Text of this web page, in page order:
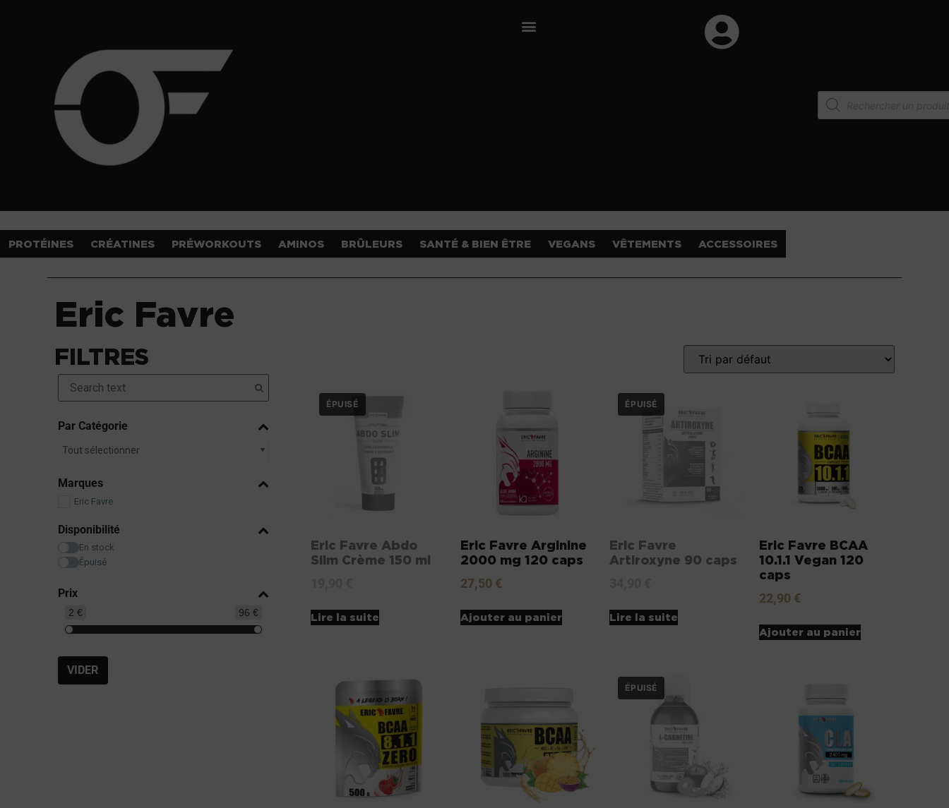
PROTÉINES CRÉATINES PRÉWORKOUTS AMINOS BRÛLEURS SANTÉ & BIEN ÊTRE VEGANS VÊTEMENTS ACCESSOIRES
Eric Favre
FILTRES
Par Catégorie
Tout sélectionner
Marques
Eric Favre
Disponibilité
En stock
Épuisé
Prix
2 € 96 €
VIDER
Eric Favre Abdo
Slim Crème 150 ml
Lire la suite
Eric Favre Arginine
2000 mg 120 caps
27,50 €
Ajouter au panier
Eric Favre
Artiroxyne 90 caps
Lire la suite
Eric Favre BCAA
10.1.1 Vegan 120
caps
22,90 €
Ajouter au panier